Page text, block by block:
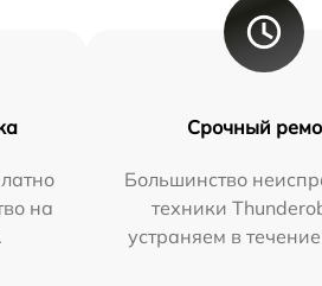
на
Срочный
Большинство
техники
устраняем в